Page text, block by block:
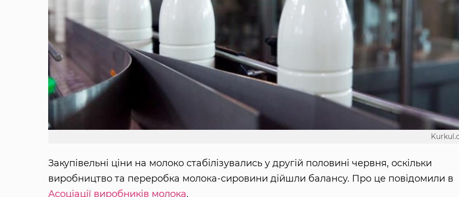
Закупівельні ціни на молоко стабілізувались у другій половині червня, оскільки
виробництво та переробка молока-сировини дійшли балансу. Про це повідомили в
Асоціації виробників молока.